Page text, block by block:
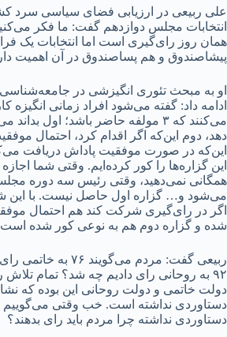
علی ربیعی در ارزیابی فضای سیاسی سرد
انتخابات مجلس دوازدهم گفت: ما فکر
همان روز رای‌گیری است اما انتخابات یک
پیشاصندوق و هم پساصندوق در آن اهمیت
او به مبحث تئوری انگیزشی در
ادامه داد: گفته می‌شود افراد زمانی انگیزه
می‌کنند که ۳ مولفه حاضر باشد؛ اول
دهد، دوم این‌که اگر اقدام کرد، احتمال
این‌که در صورت موفقیت پاداش دریافت
این گزاره‌ها را کور کرده‌ایم. وقتی شما
همگانی نمی‌دهید، وقتی رئیس سه دوره
می‌شود و… گزاره اول حاصل نیست. با این
اگر در رای‌گیری شرکت کند هم احتمال
شده و گزاره دوم هم به نوعی کور شده
ربیعی گفت: مردم
۹۲ به روحانی رای دادیم چه شد؟ تمام تلاش
دولت خاتمی و دولت روحانی این بوده که
دستاوردی نداشته است. خب وقتی می‌گوییم
دستاوردی نداشته چرا مردم باید رای بدهند؟